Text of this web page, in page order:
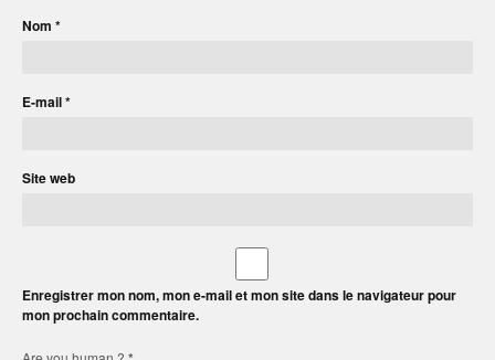
Nom *
E-mail*
Site web
Enregistrer mon nom, mon e-mail et mon site dans le navigateur pour
mon prochain commentaire.